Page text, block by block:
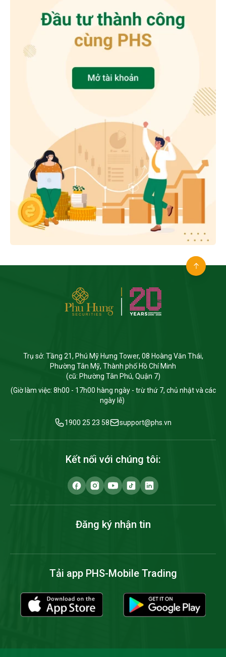
Trụ sở: Tầng 21, Phú Mỹ Hưng Tower, 08 Hoàng Văn Thái,
Phường Tân Mỹ, Thành phố Hồ Chí Minh
(cũ: Phường Tân Phú, Quận 7)
(Giờ làm việc: 8h00 - 17h00 hàng ngày - trừ thứ 7, chủ nhật và các
ngày lễ)
1900 25 23 58 support@phs.vn
Kết nối với chúng tôi:
Đăng ký nhận tin
Tải app PHS-Mobile Trading